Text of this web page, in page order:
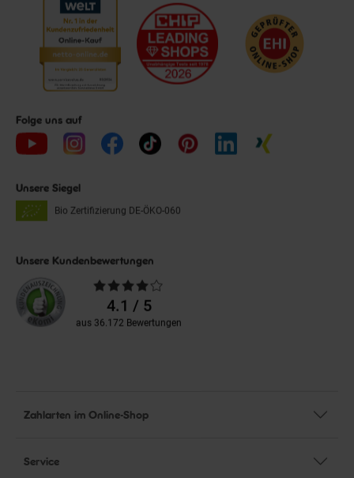
Folge uns auf
Unsere Siegel
Bio Zertifizierung DE-ÖKO-060
Unsere Kundenbewertungen
Durchschnittliche
Bewertungen4.1 / 5
aus 36.172 Bewertungen
Zahlarten im Online-Shop
Service